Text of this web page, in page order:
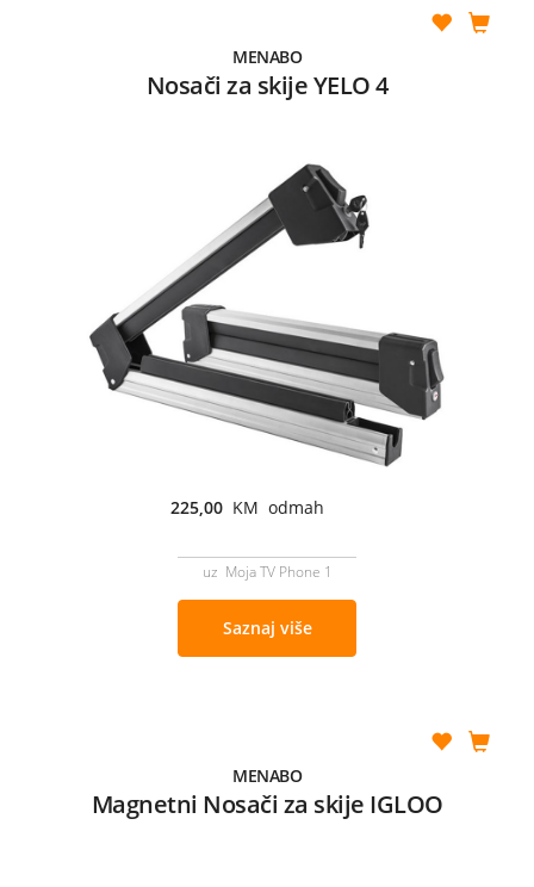
MENABO
Nosači za skije YELO 4
225,00 KM odmah
uz Moja TV Phone 1
Saznaj više
MENABO
Magnetni Nosači za skije IGLOO